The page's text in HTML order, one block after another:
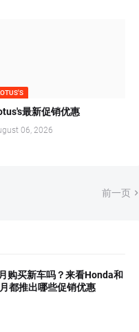
最新促销优惠
06, 2026
前一页
购买新车吗？来看Honda和
都推出哪些促销优惠